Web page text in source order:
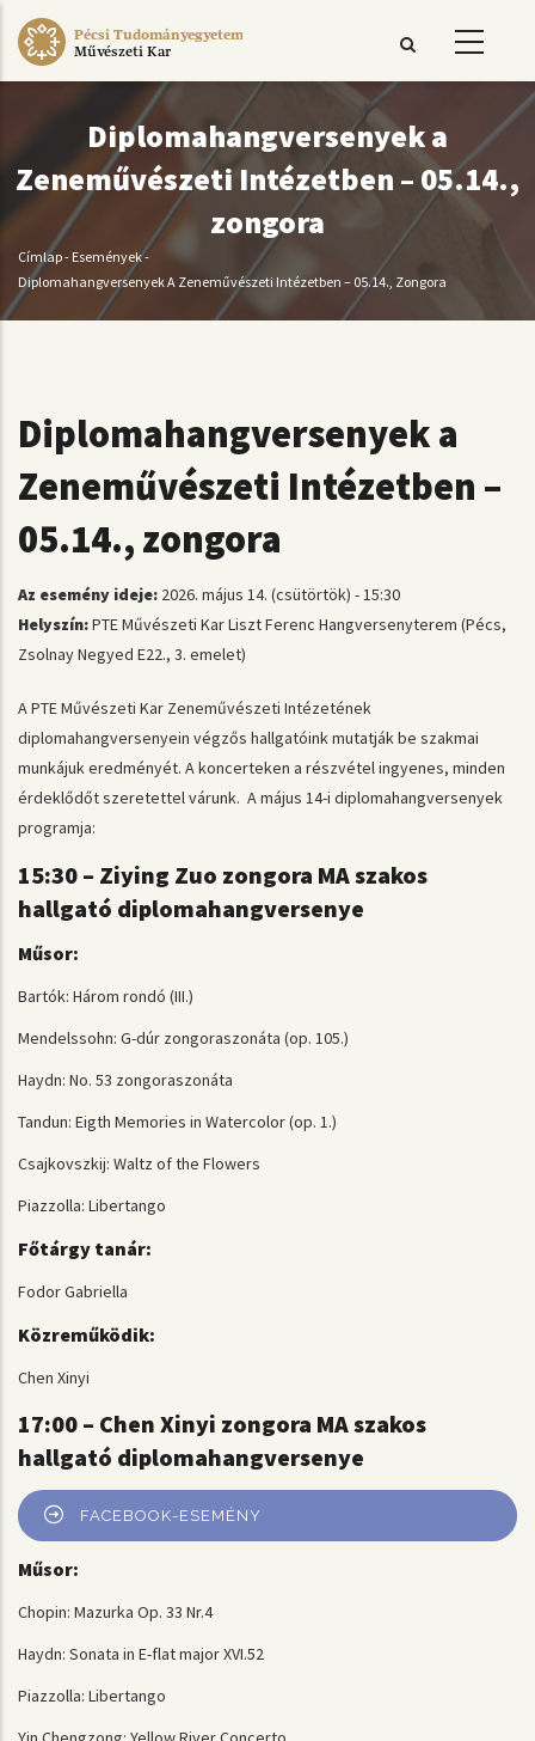
Ugrás
Pécsi Tudományegyetem
Művészeti Kar
Diplomahangversenyek a
Zeneművészeti Intézetben – 05.14.,
zongora
Morzsa
Címlap- Események-
Diplomahangversenyek A Zeneművészeti Intézetben – 05.14., Zongora
Diplomahangversenyek a
Zeneművészeti Intézetben –
05.14., zongora
Az esemény ideje: 2026. május 14. (csütörtök) - 15:30
Helyszín:PTE Művészeti Kar Liszt Ferenc Hangversenyterem (Pécs,
Zsolnay Negyed E22., 3. emelet)
A PTE Művészeti Kar Zeneművészeti Intézetének
diplomahangversenyein végzős hallgatóink mutatják be szakmai
munkájuk eredményét. A koncerteken a részvétel ingyenes, minden
érdeklődőt szeretettel várunk. A május 14-i diplomahangversenyek
programja:
15:30 – Ziying Zuo zongora MA szakos
hallgató diplomahangversenye
Műsor:
Bartók: Három rondó (III.)
Mendelssohn: G-dúr zongoraszonáta (op. 105.)
Haydn: No. 53 zongoraszonáta
Tandun: Eigth Memories in Watercolor (op. 1.)
Csajkovszkij: Waltz of the Flowers
Piazzolla: Libertango
Főtárgy tanár:
Fodor Gabriella
Közreműködik:
Chen Xinyi
17:00 – Chen Xinyi zongora MA szakos
hallgató diplomahangversenye
FACEBOOK-ESEMÉNY
Műsor:
Chopin: Mazurka Op. 33 Nr.4
Haydn: Sonata in E-flat major XVI.52
Piazzolla: Libertango